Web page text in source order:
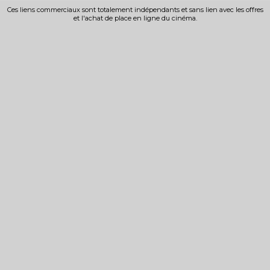
Ces liens commerciaux sont totalement indépendants et sans lien avec les offres
et l'achat de place en ligne du cinéma.